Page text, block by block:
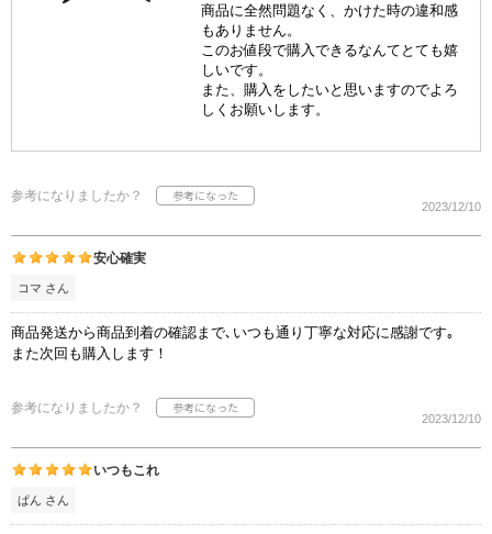
商品に全然問題なく、かけた時の違和感
もありません。
このお値段で購入できるなんてとても嬉
しいです。
また、購入をしたいと思いますのでよろ
しくお願いします。
参考になりましたか？
2023/12/10
安心確実
コマ さん
商品発送から商品到着の確認まで､いつも通り丁寧な対応に感謝です｡
また次回も購入します！
参考になりましたか？
2023/12/10
いつもこれ
ぱん さん